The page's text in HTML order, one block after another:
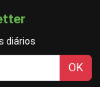
diários
OK